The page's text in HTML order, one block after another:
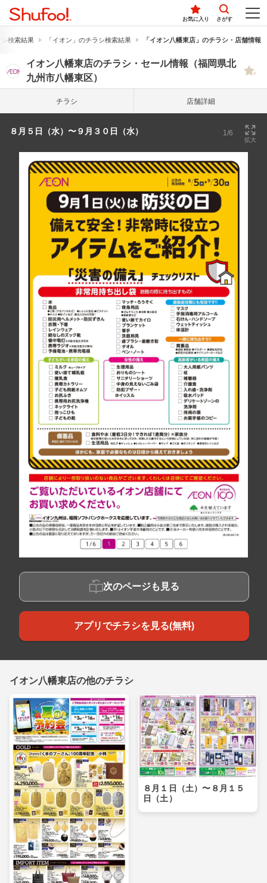
お気に入り さがす
検索結果 「イオン」のチラシ検索結果 「イオン八幡東店」のチラシ・店舗情報
イオン八幡東店のチラシ・セール情報（福岡県北
九州市八幡東区）
チラシ 店舗詳細
８月５日（水）〜９月３０日（水） 1/6
拡大
次のページも見る
アプリでチラシを見る(無料)
イオン八幡東店の他のチラシ
８月１日（土）〜８月１５
日（土）